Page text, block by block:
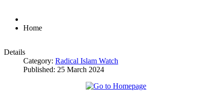
Home
Details
Category: Radical Islam Watch
Published: 25 March 2024